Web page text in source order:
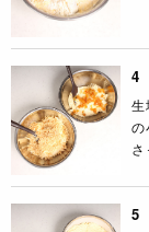
4
生
の
さ
5